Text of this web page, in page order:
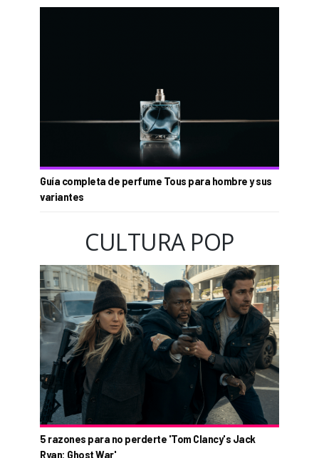
Guía completa de perfume Tous para hombre y sus
variantes
CULTURA POP
5 razones para no perderte 'Tom Clancy's Jack
Ryan: Ghost War'